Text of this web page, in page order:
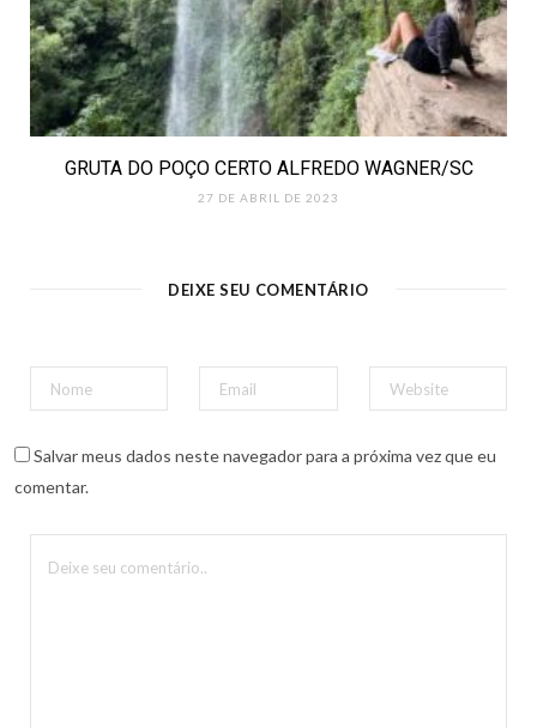
GRUTA DO POÇO CERTO ALFREDO WAGNER/SC
27 DE ABRIL DE 2023
DEIXE SEU COMENTÁRIO
Salvar meus dados neste navegador para a próxima vez que eu
comentar.